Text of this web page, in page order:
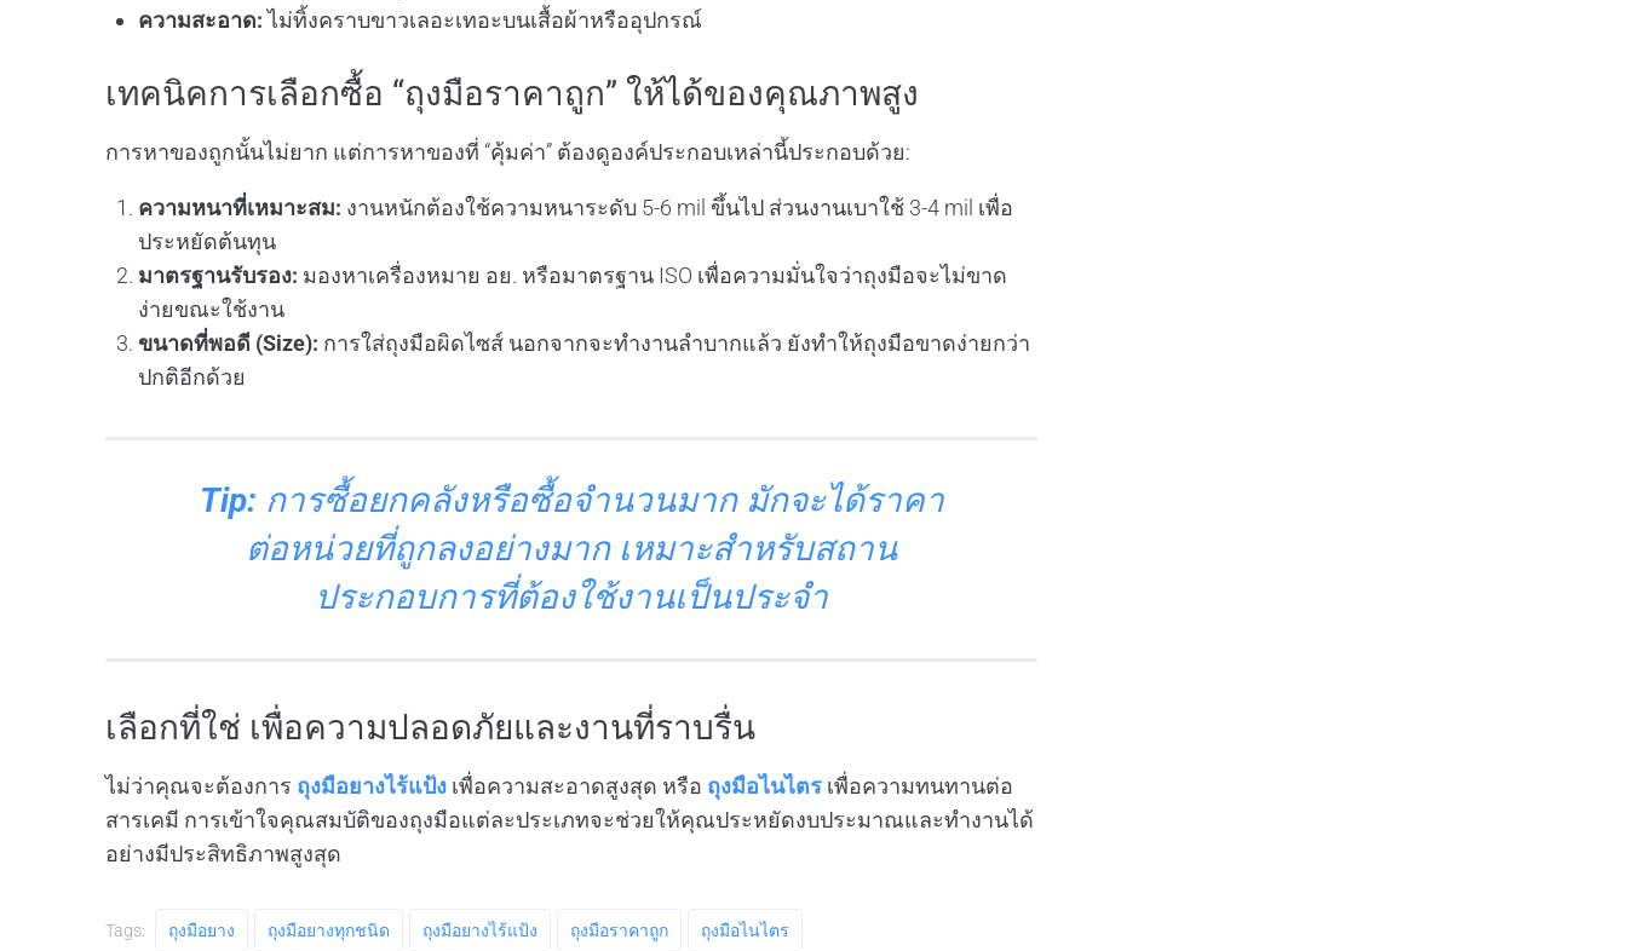
ความสะอาด:ไม่ทิ้งคราบขาวเลอะเทอะบนเสื้อผ้าหรืออุปกรณ์
เทคนิคการเลือกซื้อ “ถุงมือราคาถูก” ให้ได้ของคุณภาพสูง
การหาของถูกนั้นไม่ยาก แต่การหาของที่ “คุ้มค่า” ต้องดูองค์ประกอบเหล่านี้ประกอบด้วย:
ความหนาที่เหมาะสม: งานหนักต้องใช้ความหนาระดับ 5-6 mil ขึ้นไป ส่วนงานเบาใช้ 3-4 mil เพื่อ
ประหยัดต้นทุน
มาตรฐานรับรอง: มองหาเครื่องหมาย อย. หรือมาตรฐาน ISO เพื่อความมั่นใจว่าถุงมือจะไม่ขาด
ง่ายขณะใช้งาน
ขนาดที่พอดี (Size): การใส่ถุงมือผิดไซส์ นอกจากจะทำงานลำบากแล้ว ยังทำให้ถุงมือขาดง่ายกว่า
ปกติอีกด้วย
Tip: การซื้อยกคลังหรือซื้อจำนวนมาก มักจะได้ราคา
ต่อหน่วยที่ถูกลงอย่างมาก เหมาะสำหรับสถาน
ประกอบการที่ต้องใช้งานเป็นประจำ
เลือกที่ใช่ เพื่อความปลอดภัยและงานที่ราบรื่น
ไม่ว่าคุณจะต้องการ ถุงมือยางไร้แป้ง เพื่อความสะอาดสูงสุด หรือ ถุงมือไนไตร เพื่อความทนทานต่อ
สารเคมี การเข้าใจคุณสมบัติของถุงมือแต่ละประเภทจะช่วยให้คุณประหยัดงบประมาณและทำงานได้
อย่างมีประสิทธิภาพสูงสุด
Tags: ถุงมือยาง ถุงมือยางทุกชนิด ถุงมือยางไร้แป้ง ถุงมือราคาถูก ถุงมือไนไตร